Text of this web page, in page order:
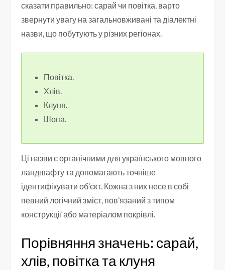
сказати правильно: сарай чи повітка, варто
звернути увагу на загальновживані та діалектні
назви, що побутують у різних регіонах.
Повітка.
Хлів.
Клуня.
Шопа.
Ці назви є органічними для українського мовного
ландшафту та допомагають точніше
ідентифікувати об’єкт. Кожна з них несе в собі
певний логічний зміст, пов’язаний з типом
конструкції або матеріалом покрівлі.
Порівняння значень: сарай,
хлів, повітка та клуня